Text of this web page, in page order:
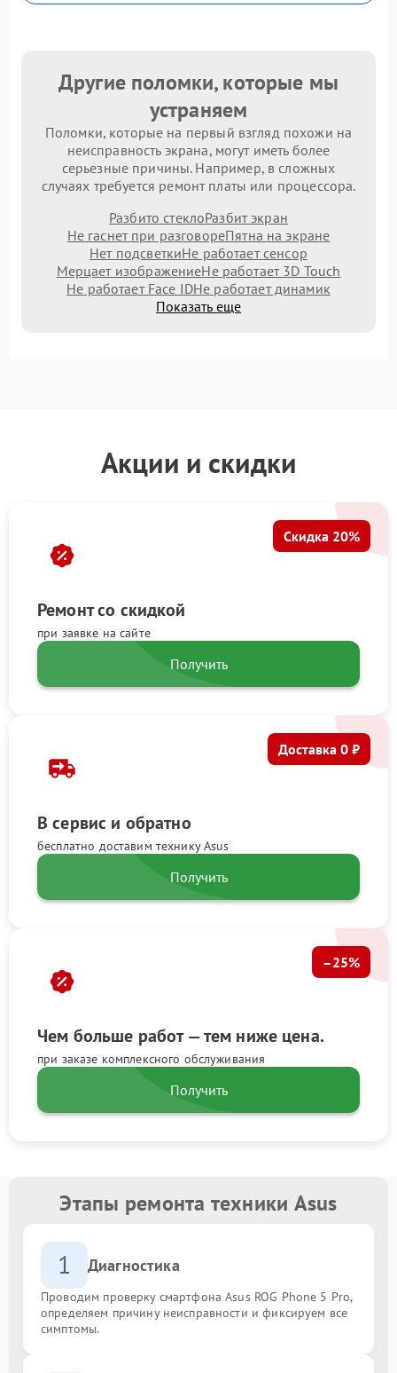
Другие поломки, которые мы
устраняем
Поломки, которые на первый взгляд похожи на
неисправность экрана, могут иметь более
серьезные причины. Например, в сложных
случаях требуется ремонт платы или процессора.
Разбито стеклоРазбит экран
Не гаснет при разговореПятна на экране
Нет подсветкиНе работает сенсор
Мерцает изображениеНе работает 3D Touch
Не работает Face IDНе работает динамик
Показать еще
Акции и скидки
Ремонт со скидкой
при заявке на сайте
Скидка 20%
Получить
В сервис и обратно
бесплатно доставим технику Asus
Доставка 0 ₽
Получить
Чем больше работ — тем ниже цена.
при заказе комплексного обслуживания
–25%
Получить
Этапы ремонта техники Asus
1 Диагностика
Проводим проверку смартфона Asus ROG Phone 5 Pro,
определяем причину неисправности и фиксируем все
симптомы.